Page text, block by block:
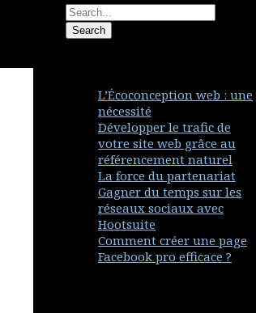
L’Écoconception web : une
nécessité
Développer le trafic de
votre site web grâce au
référencement naturel
La force du partenariat
Gagner du temps sur les
réseaux sociaux avec
Hootsuite
Comment créer une page
Facebook pro efficace ?